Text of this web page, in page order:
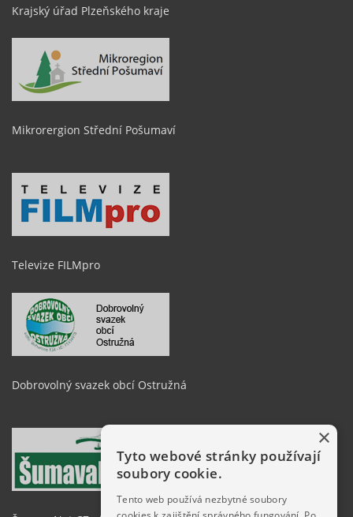
Krajský úřad Plzeňského kraje
Mikrorergion Střední Pošumaví
Televize FILMpro
Dobrovolný svazek obcí Ostružná
×
Tyto webové stránky používají
soubory cookie.
Tento web používá nezbytné soubory